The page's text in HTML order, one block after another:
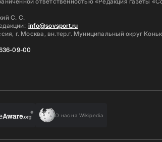
С. С.
info@sovsport.ru
г. Москва, вн.тер.г. Муниципальный округ
09-00
О нас на Wikipedia